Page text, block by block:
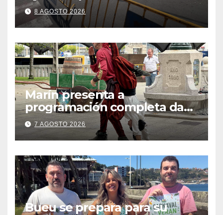
Cangas
8 AGOSTO 2026
Marín presenta a
programación completa da
Festa Corsaria, que bate
todos os récords de
participación con 100
solicitudes de mesas
7 AGOSTO 2026
Bueu se prepara para su